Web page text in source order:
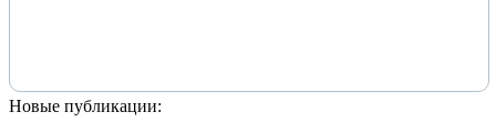
Новые публикации: